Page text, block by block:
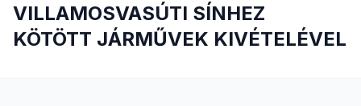
VILLAMOSVASÚTI SÍNHEZ
KÖTÖTT JÁRMŰVEK KIVÉTELÉVEL